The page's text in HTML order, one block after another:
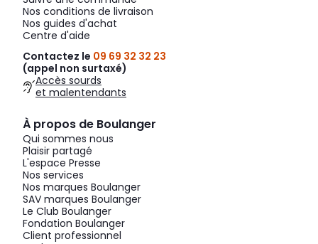
Nos conditions de livraison
Nos guides d'achat
Centre d'aide
Contactez le 09 69 32 32 23
(appel non surtaxé)
Accès sourds
et malentendants
À propos de Boulanger
Qui sommes nous
Plaisir partagé
L'espace Presse
Nos services
Nos marques Boulanger
SAV marques Boulanger
Le Club Boulanger
Fondation Boulanger
Client professionnel